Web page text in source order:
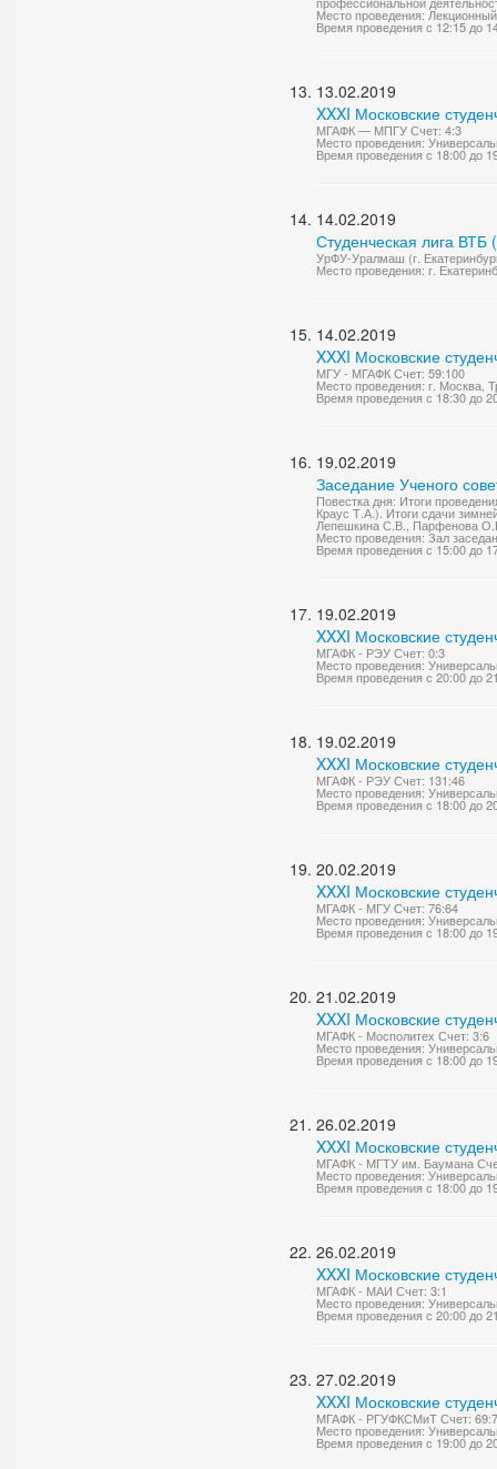
Место проведения:
Время проведения с 12:15 до
13.02.2019
XXXI Московские
МГАФК — МПГУ Счет: 4:3
Место проведения:
Время проведения с 18:00 до
14.02.2019
Студенческая лига ВТБ
УрФУ-Уралмаш (г.
Место проведения: г.
14.02.2019
XXXI Московские
МГУ - МГАФК Счет: 59:100
Место проведения: г. Москва,
Время проведения с 18:30 до
19.02.2019
Заседание Ученого
Повестка дня: Итоги
Краус Т.А.). Итоги сдачи
Лепешкина С.В., Парфенова
Место проведения: Зал
Время проведения с 15:00 до
19.02.2019
XXXI Московские
МГАФК - РЭУ Счет: 0:3
Место проведения:
Время проведения с 20:00 до
19.02.2019
XXXI Московские
МГАФК - РЭУ Счет: 131:46
Место проведения:
Время проведения с 18:00 до
20.02.2019
XXXI Московские
МГАФК - МГУ Счет: 76:64
Место проведения:
Время проведения с 18:00 до
21.02.2019
XXXI Московские
МГАФК - Мосполитех Счет: 3:6
Место проведения:
Время проведения с 18:00 до
26.02.2019
XXXI Московские
МГАФК - МГТУ им. Баумана
Место проведения:
Время проведения с 18:00 до
26.02.2019
XXXI Московские
МГАФК - МАИ Счет: 3:1
Место проведения:
Время проведения с 20:00 до
27.02.2019
XXXI Московские
МГАФК - РГУФКСМиТ Счет:
Место проведения:
Время проведения с 19:00 до